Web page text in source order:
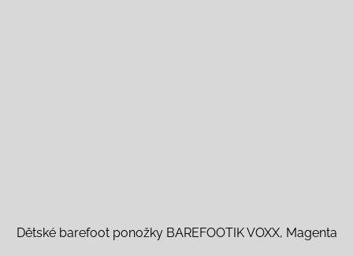
Dětské barefoot ponožky BAREFOOTIK VOXX, Magenta